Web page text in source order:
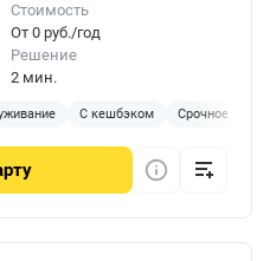
Стоимость
От 0 руб./год
Решение
2 мин.
С кешбэком Срочное